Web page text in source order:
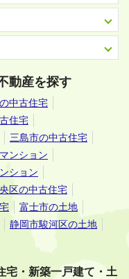
動産を探す
中古住宅
住宅
三島市の中古住宅
ンション
ション
区の中古住宅
富士市の土地
静岡市駿河区の土地
宅・新築一戸建て・土